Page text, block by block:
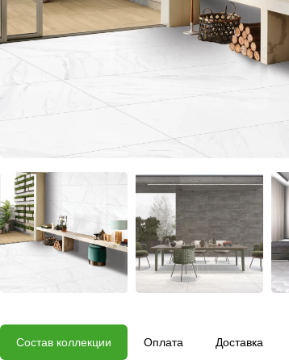
Состав коллекции Оплата Доставка